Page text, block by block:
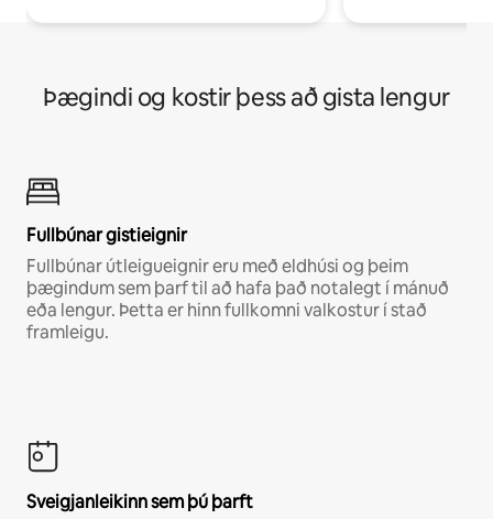
Þægindi og kostir þess að gista lengur
Fullbúnar gistieignir
Fullbúnar útleigueignir eru með eldhúsi og þeim
þægindum sem þarf til að hafa það notalegt í mánuð
eða lengur. Þetta er hinn fullkomni valkostur í stað
framleigu.
Sveigjanleikinn sem þú þarft